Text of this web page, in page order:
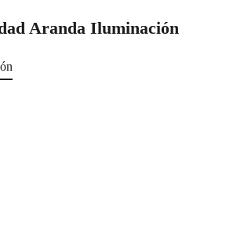
Aranda Iluminación